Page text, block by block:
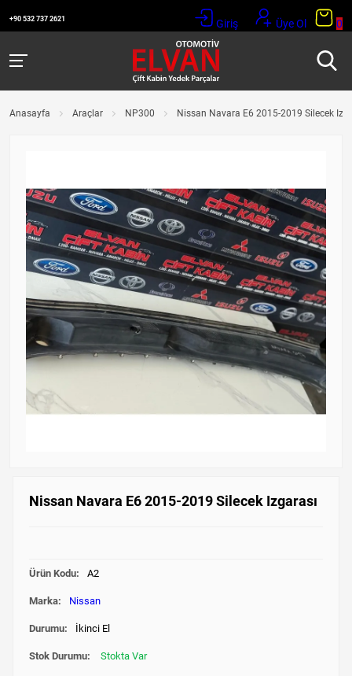
+90 532 737 2621 Giriş Üye Ol 0
Anasayfa Araçlar NP300 Nissan Navara E6 2015-2019 Silecek
Nissan Navara E6 2015-2019 Silecek Izgarası
Ürün Kodu: A2
Marka: Nissan
Durumu: İkinci El
Stok Durumu: Stokta Var